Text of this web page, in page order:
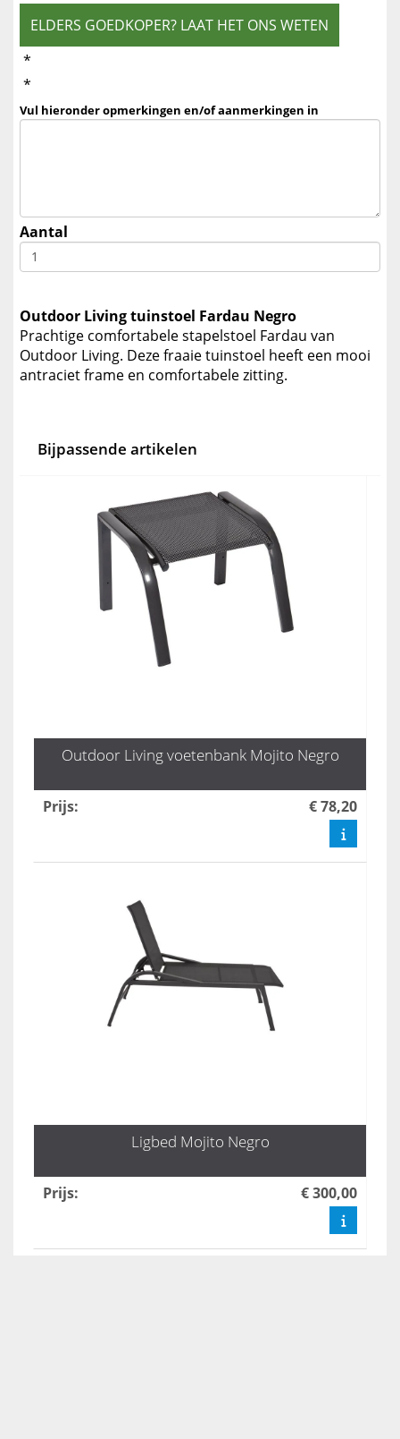
ELDERS GOEDKOPER? LAAT HET ONS WETEN
*
*
Vul hieronder opmerkingen en/of aanmerkingen in
Aantal
Outdoor Living tuinstoel Fardau Negro
Prachtige comfortabele stapelstoel Fardau van
Outdoor Living. Deze fraaie tuinstoel heeft een mooi
antraciet frame en comfortabele zitting.
Bijpassende artikelen
Outdoor Living voetenbank Mojito Negro
Prijs: € 78,20
Ligbed Mojito Negro
Prijs: € 300,00